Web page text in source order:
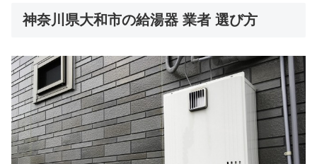
神奈川県大和市の給湯器 業者 選び方